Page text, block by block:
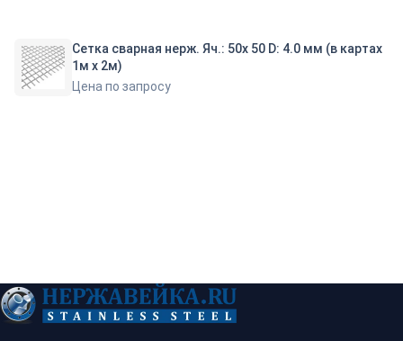
Сетка сварная нерж. Яч.: 50х 50 D: 4.0 мм (в картах
1м х 2м)
Цена по запросу